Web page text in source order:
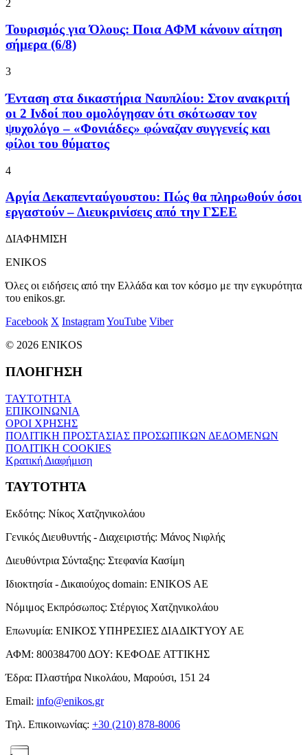
2
Τουρισμός για Όλους: Ποια ΑΦΜ κάνουν αίτηση
σήμερα (6/8)
3
Ένταση στα δικαστήρια Ναυπλίου: Στον ανακριτή
οι 2 Ινδοί που ομολόγησαν ότι σκότωσαν τον
ψυχολόγο – «Φονιάδες» φώναζαν συγγενείς και
φίλοι του θύματος
4
Αργία Δεκαπενταύγουστου: Πώς θα πληρωθούν όσοι
εργαστούν – Διευκρινίσεις από την ΓΣΕΕ
ΔΙΑΦΗΜΙΣΗ
ENIKOS
Όλες οι ειδήσεις από την Ελλάδα και τον κόσμο με την εγκυρότητα
του enikos.gr.
Facebook X InstagramYouTube Viber
© 2026 ENIKOS
ΠΛΟΗΓΗΣΗ
ΤΑΥΤΟΤΗΤΑ
ΕΠΙΚΟΙΝΩΝΙΑ
ΟΡΟΙ ΧΡΗΣΗΣ
ΠΟΛΙΤΙΚΗ ΠΡΟΣΤΑΣΙΑΣ ΠΡΟΣΩΠΙΚΩΝ ΔΕΔΟΜΕΝΩΝ
ΠΟΛΙΤΙΚΗ COOKIES
Κρατική Διαφήμιση
ΤΑΥΤΟΤΗΤΑ
Εκδότης: Νίκος Χατζηνικολάου
Γενικός Διευθυντής - Διαχειριστής: Μάνος Νιφλής
Διευθύντρια Σύνταξης: Στεφανία Κασίμη
Ιδιοκτησία - Δικαιούχος domain: ENIKOS AE
Νόμιμος Εκπρόσωπος: Στέργιος Χατζηνικολάου
Επωνυμία: ΕΝΙΚΟΣ ΥΠΗΡΕΣΙΕΣ ΔΙΑΔΙΚΤΥΟΥ ΑΕ
ΑΦΜ: 800384700 ΔΟΥ: ΚΕΦΟΔΕ ΑΤΤΙΚΗΣ
Έδρα: Πλαστήρα Νικολάου, Μαρούσι, 151 24
Email: info@enikos.gr
Τηλ. Επικοινωνίας: +30 (210) 878-8006